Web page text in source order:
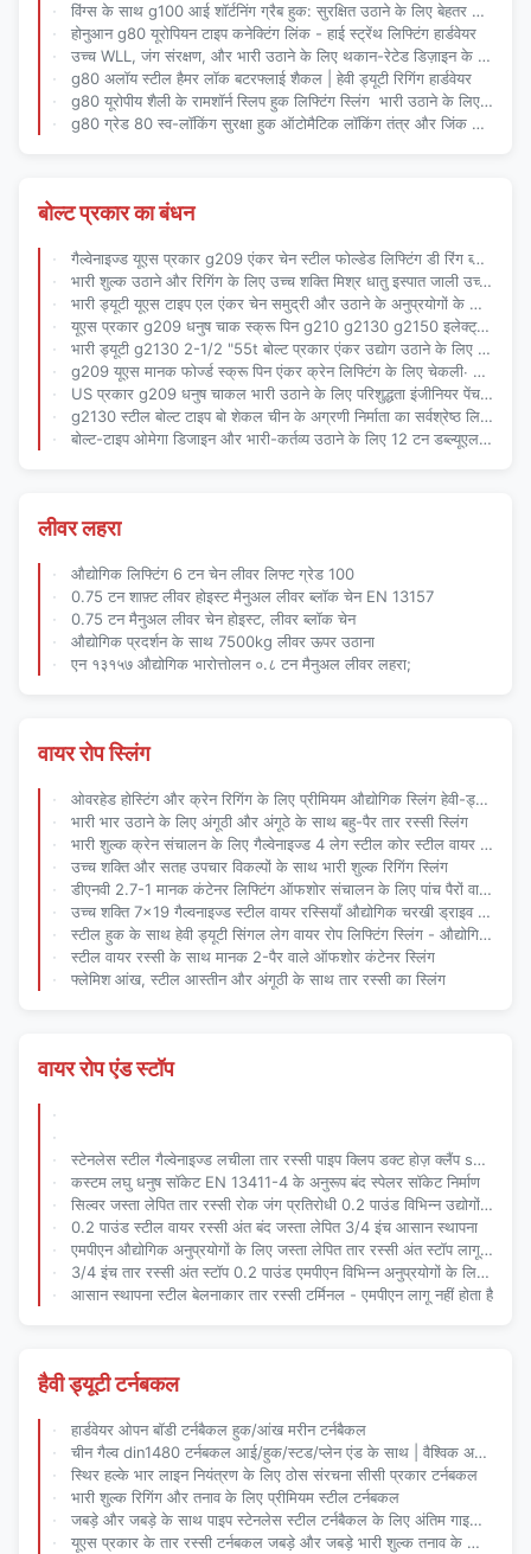
विंग्स के साथ g100 आई शॉर्टनिंग ग्रैब हुक: सुरक्षित उठाने के लिए बेहतर चेन एडजस्टमेंट
होनुआन g80 यूरोपियन टाइप कनेक्टिंग लिंक - हाई स्ट्रेंथ लिफ्टिंग हार्डवेयर
उच्च WLL, जंग संरक्षण, और भारी उठाने के लिए थकान-रेटेड डिज़ाइन के साथ बहुमुखी तितली शैकल
g80 अलॉय स्टील हैमर लॉक बटरफ्लाई शैकल | हेवी ड्यूटी रिगिंग हार्डवेयर
g80 यूरोपीय शैली के रामशॉर्न स्लिप हुक लिफ्टिंग स्लिंग ️ भारी उठाने के लिए सटीक इंजीनियरिंग
g80 ग्रेड 80 स्व-लॉकिंग सुरक्षा हुक ऑटोमैटिक लॉकिंग तंत्र और जिंक लेपित परिष्करण के साथ मिश्र धातु स्टील
बोल्ट प्रकार का बंधन
गैल्वेनाइज्ड यूएस प्रकार g209 एंकर चेन स्टील फोल्डेड लिफ्टिंग डी रिंग ब्लो चेन
भारी शुल्क उठाने और रिगिंग के लिए उच्च शक्ति मिश्र धातु इस्पात जाली उच्च शक्ति स्क्रू पिन धनुष शाॅकल
भारी ड्यूटी यूएस टाइप एल एंकर चेन समुद्री और उठाने के अनुप्रयोगों के लिए फोल्डेड समुद्री धनुष चेन
यूएस प्रकार g209 धनुष चाक स्क्रू पिन g210 g2130 g2150 इलेक्ट्रो जस्ती लंगर चाक निर्माता
भारी ड्यूटी g2130 2-1/2 "55t बोल्ट प्रकार एंकर उद्योग उठाने के लिए धनुष चाक
g209 यूएस मानक फोर्ज्ड स्क्रू पिन एंकर क्रेन लिफ्टिंग के लिए चेकली∙ OEM निर्माता और थोक आपूर्ति
US प्रकार g209 धनुष चाकल भारी उठाने के लिए परिशुद्धता इंजीनियर पेंच पिन
g2130 स्टील बोल्ट टाइप बो शेकल चीन के अग्रणी निर्माता का सर्वश्रेष्ठ लिफ्टिंग समाधान है
बोल्ट-टाइप ओमेगा डिजाइन और भारी-कर्तव्य उठाने के लिए 12 टन डब्ल्यूएलएल के साथ ड्रॉप फोर्ज स्टील ब्लो चेन
लीवर लहरा
औद्योगिक लिफ्टिंग 6 टन चेन लीवर लिफ्ट ग्रेड 100
0.75 टन शाफ़्ट लीवर होइस्ट मैनुअल लीवर ब्लॉक चेन EN 13157
0.75 टन मैनुअल लीवर चेन होइस्ट, लीवर ब्लॉक चेन
औद्योगिक प्रदर्शन के साथ 7500kg लीवर ऊपर उठाना
एन १३१५७ औद्योगिक भारोत्तोलन ०.८ टन मैनुअल लीवर लहरा;
वायर रोप स्लिंग
ओवरहेड होस्टिंग और क्रेन रिगिंग के लिए प्रीमियम औद्योगिक स्लिंग हेवी-ड्यूटी 6X36 प्रेस्ड वायर रोप स्लिंग
भारी भार उठाने के लिए अंगूठी और अंगूठे के साथ बहु-पैर तार रस्सी स्लिंग
भारी शुल्क क्रेन संचालन के लिए गैल्वेनाइज्ड 4 लेग स्टील कोर स्टील वायर रोप लिफ्टिंग स्लिंग
उच्च शक्ति और सतह उपचार विकल्पों के साथ भारी शुल्क रिगिंग स्लिंग
डीएनवी 2.7-1 मानक कंटेनर लिफ्टिंग ऑफशोर संचालन के लिए पांच पैरों वाले स्टील वायर रस्सी स्लिंग
उच्च शक्ति 7×19 गैल्वनाइज्ड स्टील वायर रस्सियाँ औद्योगिक चरखी ड्राइव जीबी / एन अनुपालक के लिए परिशुद्धता-इंजीनियर्ड
स्टील हुक के साथ हेवी ड्यूटी सिंगल लेग वायर रोप लिफ्टिंग स्लिंग - औद्योगिक परिशुद्धता और OSHA अनुपालन के लिए इंजीनियर किया गया
स्टील वायर रस्सी के साथ मानक 2-पैर वाले ऑफशोर कंटेनर स्लिंग
फ्लेमिश आंख, स्टील आस्तीन और अंगूठी के साथ तार रस्सी का स्लिंग
वायर रोप एंड स्टॉप
स्टेनलेस स्टील गैल्वेनाइज्ड लचीला तार रस्सी पाइप क्लिप डक्ट होज़ क्लैंप ss304 U बोल्ट - सुरक्षित और टिकाऊ बन्धन समाधान
कस्टम लघु धनुष सॉकेट EN 13411-4 के अनुरूप बंद स्पेलर सॉकेट निर्माण
सिल्वर जस्ता लेपित तार रस्सी रोक जंग प्रतिरोधी 0.2 पाउंड विभिन्न उद्योगों के लिए
0.2 पाउंड स्टील वायर रस्सी अंत बंद जस्ता लेपित 3/4 इंच आसान स्थापना
एमपीएन औद्योगिक अनुप्रयोगों के लिए जस्ता लेपित तार रस्सी अंत स्टॉप लागू नहीं करता है
3/4 इंच तार रस्सी अंत स्टॉप 0.2 पाउंड एमपीएन विभिन्न अनुप्रयोगों के लिए लागू नहीं होता है
आसान स्थापना स्टील बेलनाकार तार रस्सी टर्मिनल - एमपीएन लागू नहीं होता है
हैवी ड्यूटी टर्नबकल
हार्डवेयर ओपन बॉडी टर्नबैकल हुक/आंख मरीन टर्नबैकल
चीन गैल्व din1480 टर्नबकल आई/हुक/स्टड/प्लेन एंड के साथ | वैश्विक अनुप्रयोगों के लिए हेवी-ड्यूटी रिगिंग समाधान
स्थिर हल्के भार लाइन नियंत्रण के लिए ठोस संरचना सीसी प्रकार टर्नबकल
भारी शुल्क रिगिंग और तनाव के लिए प्रीमियम स्टील टर्नबकल
जबड़े और जबड़े के साथ पाइप स्टेनलेस स्टील टर्नबैकल के लिए अंतिम गाइडः स्थायित्व सटीकता से मिलता है
यूएस प्रकार के तार रस्सी टर्नबकल जबड़े और जबड़े भारी शुल्क तनाव के लिए अंतिम गाइड